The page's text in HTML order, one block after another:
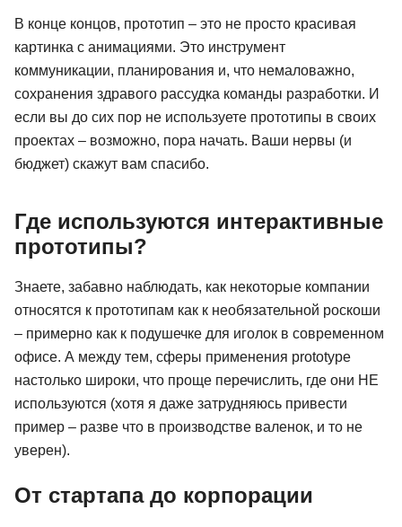
В конце концов, прототип – это не просто красивая
картинка с анимациями. Это инструмент
коммуникации, планирования и, что немаловажно,
сохранения здравого рассудка команды разработки. И
если вы до сих пор не используете прототипы в своих
проектах – возможно, пора начать. Ваши нервы (и
бюджет) скажут вам спасибо.
Где используются интерактивные
прототипы?
Знаете, забавно наблюдать, как некоторые компании
относятся к прототипам как к необязательной роскоши
– примерно как к подушечке для иголок в современном
офисе. А между тем, сферы применения prototype
настолько широки, что проще перечислить, где они НЕ
используются (хотя я даже затрудняюсь привести
пример – разве что в производстве валенок, и то не
уверен).
От стартапа до корпорации